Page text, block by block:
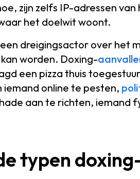
zijn zelfs IP-adressen
het doelwit woont.
dreigingsactor over het
worden. Doxing-
een pizza thuis
iemand online te pesten,
aan te richten, iemand
typen